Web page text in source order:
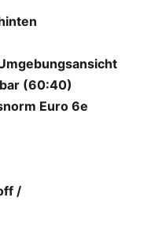
(60:40)
Euro 6e
/